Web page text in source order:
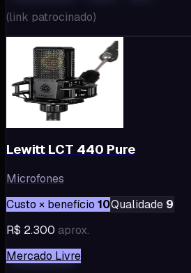
(link patrocinado)
Lewitt LCT 440 Pure
Microfones
Custo × benefício 10Qualidade 9
R$ 2.300 aprox.
Mercado Livre